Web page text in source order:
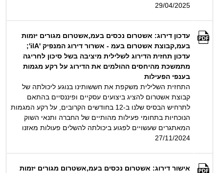
29/04/2025
עדכון דירוג: אשטרום נכסים בעמ,אשטרום מגורים יזמות
בעמ,קבוצת אשטרום בעמ - אשרור דירוג המנפיק 'ilA';
עדכון תחזית הדירוג לשלילית מיציבה בשל סיכון לחריגה
מתמשכת מהיחסים ההולמים את הדירוג על רקע מגמות
בענפי הפעילות
התחזית השלילית משקפת את חששותינו בנוגע ליכולתה של
קבוצת אשטרום להציג ביצועים עסקיים ופיננסיים בהתאם
לתרחיש הבסיס שלנו ב-12 בחודשים הקרובים, על רקע המגמות
הנוכחיות בתחומי פעילות מהותיים של החברה ותנאי השוק
המאתגרים שעשויים לפגוע ביכולתה להשלים פעולות מאזנו
27/11/2024
אישור דירוג: אשטרום נכסים בעמ,אשטרום מגורים יזמות